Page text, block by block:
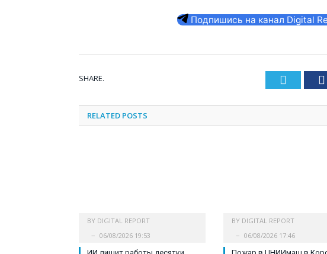
Подпишись на канал Digital
SHARE. Twitter
RELATED POSTS
BY DIGITAL REPORT
06/08/2026 19:53
BY DIGITAL REPORT
06/08/2026 17:46